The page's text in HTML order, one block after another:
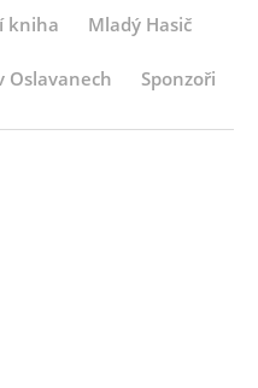
kniha Mladý Hasič
Oslavanech Sponzoři